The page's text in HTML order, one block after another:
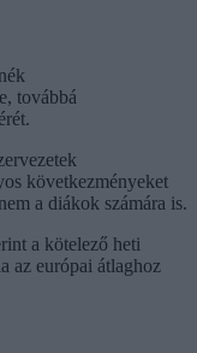
továbbá
következményeket
a diákok számára is.
a kötelező heti
az európai átlaghoz